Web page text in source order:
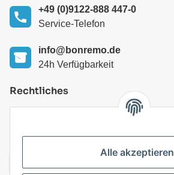
+49 (0)9122-888 447-0
Service-Telefon
info@bonremo.de
24h Verfügbarkeit
Rechtliches
Alle akzeptieren